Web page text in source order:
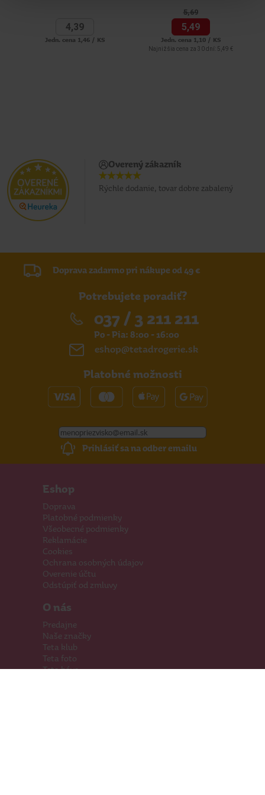
4,39
Jedn. cena 1,46 / KS
5,69
5,49
Jedn. cena 1,10 / KS
Najnižšia cena za 30 dní: 5,49 €
Overený zákazník
Rýchle dodanie, tovar dobre zabalený
Doprava zadarmo pri nákupe od 49 €
Potrebujete poradiť?
037 / 3 211 211
Po - Pia: 8:00 - 16:00
eshop@tetadrogerie.sk
Platobné možnosti
Prihlásiť sa na odber emailu
Eshop
Doprava
Platobné podmienky
Všeobecné podmienky
Reklamácie
Cookies
Ochrana osobných údajov
Overenie účtu
Odstúpiť od zmluvy
O nás
Predajne
Naše značky
Teta klub
Teta foto
Teta káva